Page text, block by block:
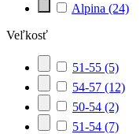
Alpina (24)
Veľkosť
51-55 (5)
54-57 (12)
50-54 (2)
51-54 (7)